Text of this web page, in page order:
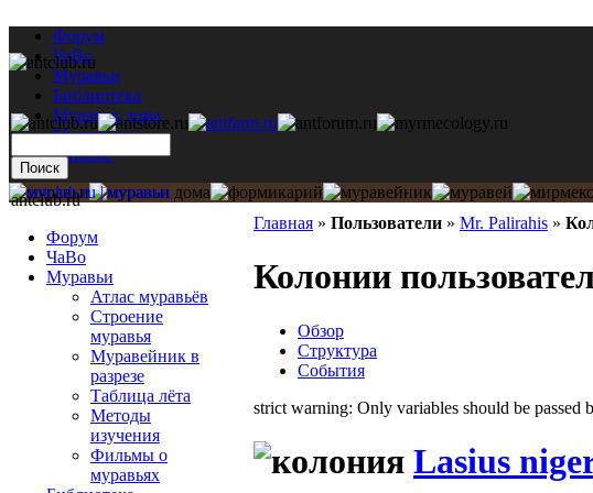
Форум
ЧаВо
Муравьи
Библиотека
Муравьи дома
Мастерская
Каталог
Главная » Пользователи » Mr. Palirahis »
Колонии
Обзор
Структура
События
strict warning: Only variables should be
Lasius
antclub.ru
Форум
ЧаВо
Муравьи
Атлас муравьёв
Строение
муравья
Муравейник в
разрезе
Таблица лёта
Методы
изучения
Фильмы о
муравьях